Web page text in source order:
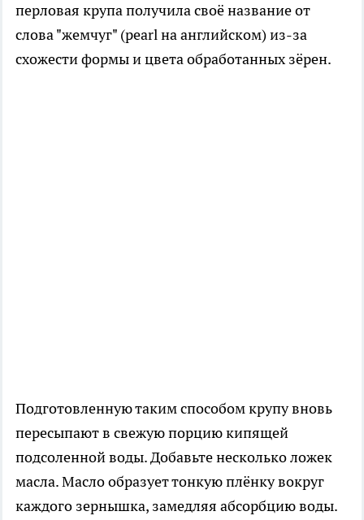
перловая крупа получила своё название от
слова "жемчуг" (pearl на английском) из-за
схожести формы и цвета обработанных зёрен.
Подготовленную таким способом крупу вновь
пересыпают в свежую порцию кипящей
подсоленной воды. Добавьте несколько ложек
масла. Масло образует тонкую плёнку вокруг
каждого зернышка, замедляя абсорбцию воды.